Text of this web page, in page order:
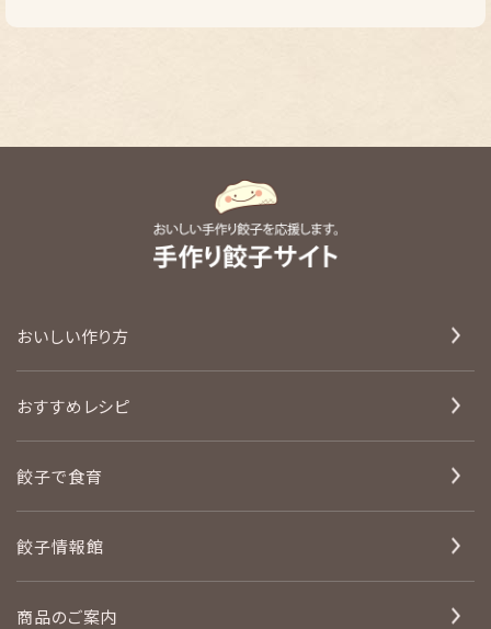
おいしい作り方
おすすめレシピ
餃子で食育
餃子情報館
商品のご案内